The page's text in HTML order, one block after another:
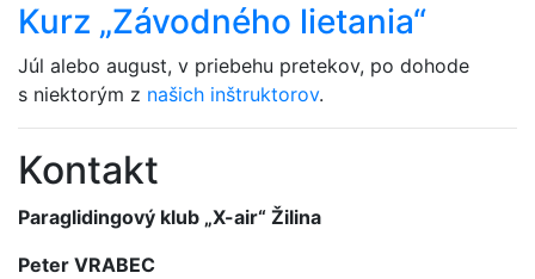
Kurz „Závodného lietania“
Júl alebo august, v priebehu pretekov, po dohode
s niektorým z našich inštruktorov.
Kontakt
Paraglidingový klub „X-air“ Žilina
Peter VRABEC